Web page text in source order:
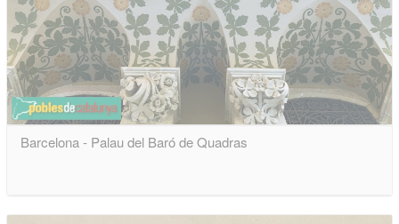
Barcelona - Palau del Baró de Quadras